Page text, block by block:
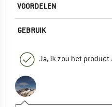
VOORDELEN
GEBRUIK
Ja, ik zou het product